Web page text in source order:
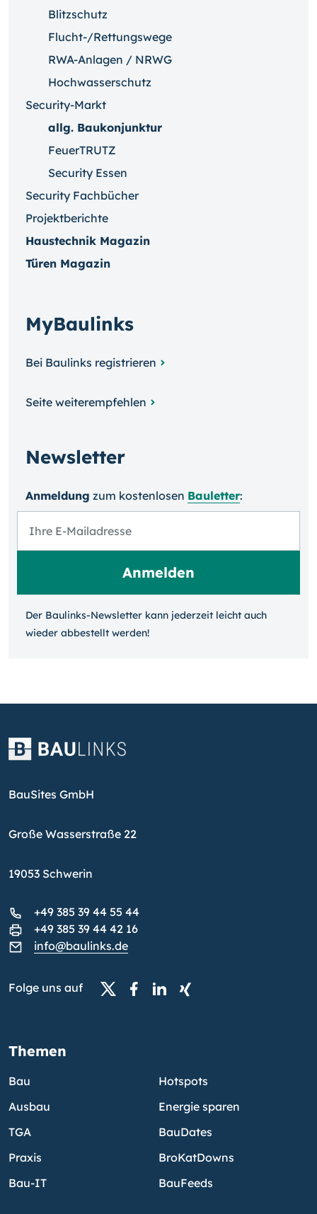
Blitzschutz
Flucht-/Rettungswege
RWA-Anlagen / NRWG
Hochwasserschutz
Security-Markt
allg. Baukonjunktur
FeuerTRUTZ
Security Essen
Security Fachbücher
Projektberichte
Haustechnik Magazin
Türen Magazin
MyBaulinks
Bei Baulinks registrieren
Seite weiterempfehlen
Newsletter
Anmeldung zum kosten­losen Bauletter:
Der Baulinks-Newsletter kann jeder­zeit leicht auch
wieder ab­bestellt werden!
BauSites GmbH
Große Wasserstraße 22
19053 Schwerin
+49 385 39 44 55 44
+49 385 39 44 42 16
info@baulinks.de
Folge uns auf
Themen
Bau
Ausbau
TGA
Praxis
Bau-IT
Hotspots
Energie sparen
BauDates
BroKatDowns
BauFeeds